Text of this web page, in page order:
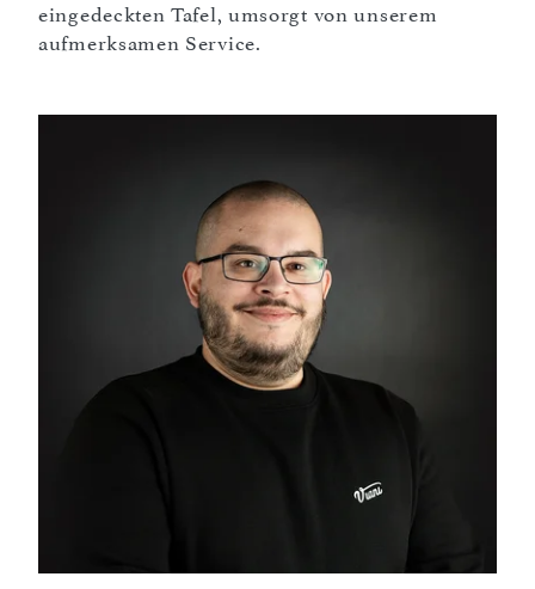
eingedeckten Tafel, umsorgt von unserem
aufmerksamen Service.